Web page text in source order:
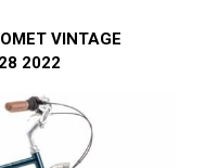
VINTAGE
2022